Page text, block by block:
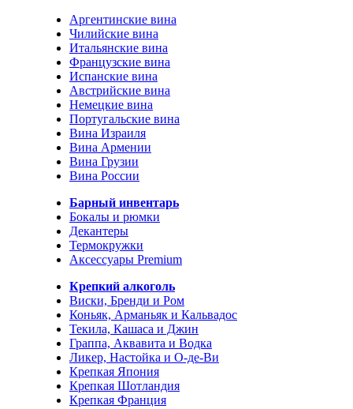
Аргентинские вина
Чилийские вина
Итальянские вина
Французские вина
Испанские вина
Австрийские вина
Немецкие вина
Португальские вина
Вина Израиля
Вина Армении
Вина Грузии
Вина России
Барный инвентарь
Бокалы и рюмки
Декантеры
Термокружки
Аксессуары Premium
Крепкий алкоголь
Виски, Бренди и Ром
Коньяк, Арманьяк и Кальвадос
Текила, Кашаса и Джин
Граппа, Аквавита и Водка
Ликер, Настойка и О-де-Ви
Крепкая Япония
Крепкая Шотландия
Крепкая Франция